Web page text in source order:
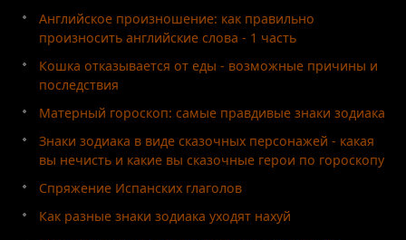
Английское произношение: как правильно
произносить английские слова - 1 часть
Кошка отказывается от еды - возможные причины и
последствия
Матерный гороскоп: самые правдивые знаки зодиака
Знаки зодиака в виде сказочных персонажей - какая
вы нечисть и какие вы сказочные герои по гороскопу
Спряжение Испанских глаголов
Как разные знаки зодиака уходят нахуй